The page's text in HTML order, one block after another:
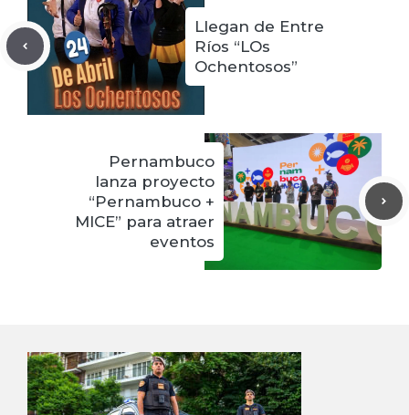
Llegan de Entre
Ríos “LOs
Ochentosos”
Pernambuco
lanza proyecto
“Pernambuco +
MICE” para atraer
eventos